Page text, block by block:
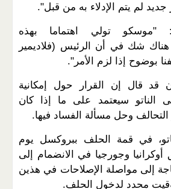
لم يتم الإدلاء به من قبل".
"موسكو تولي اهتماما بهذه
هناك شك في أن الرئيس (فلاديمير
بوضوح إذا لزم الأمر".
قد قال إن القرار حول إمكانية
الناتو سيعتمد على ما إذا كان
التحالف وحل مسألة الفساد فيها.
في قمة الحلف ببروكسل يوم
أوكرانيا وجورجيا في الانضمام إلى
إلى مواصلة الإصلاحات في هذين
محدد لدخول الحلف.